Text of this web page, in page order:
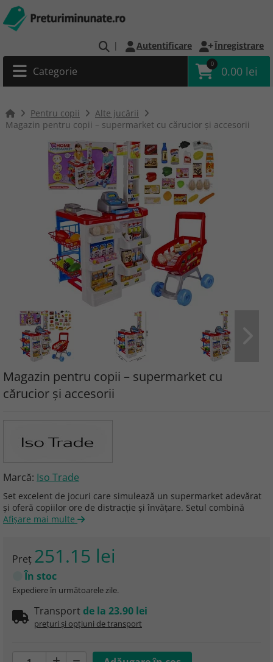
| Autentificare Înregistrare
Categorie
0
0.00 lei
Pentru copii
Alte jucării
Magazin pentru copii – supermarket cu cărucior și accesorii
Magazin pentru copii – supermarket cu
cărucior și accesorii
Marcă: Iso Trade
Set excelent de jocuri care simulează un supermarket adevărat
și oferă copiilor ore de distracție și învățare. Setul combină
Afişare mai multe
Preţ 251.15 lei
În stoc
Expediere în următoarele zile.
Transport de la 23.90 lei
prețuri și opțiuni de transport